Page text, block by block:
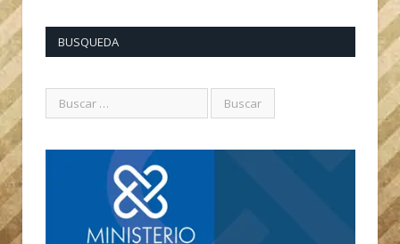
BUSQUEDA